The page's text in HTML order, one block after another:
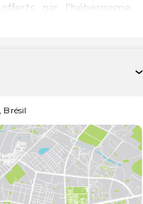
par l'hébergement
assuré tous les jours.
de coiffure. Cet hôtel
un café pour
jours de 06 h 00 à 10 h 00.
à bagages et une
, Brésil